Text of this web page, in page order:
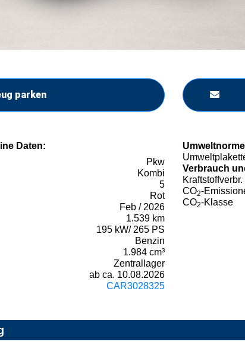
parken
Daten:
Pkw
Kombi
5
Rot
Feb / 2026
1.539 km
195 kW/ 265 PS
Benzin
1.984 cm³
Zentrallager
ab ca. 10.08.2026
CAR3028325
Verbrauch
CO2-
CO2-Klasse